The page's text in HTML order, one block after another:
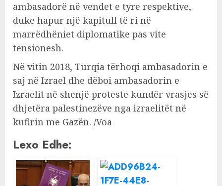
ambasadorë në vendet e tyre respektive,
duke hapur një kapitull të ri në
marrëdhëniet diplomatike pas vite
tensionesh.
Në vitin 2018, Turqia tërhoqi ambasadorin e
saj në Izrael dhe dëboi ambasadorin e
Izraelit në shenjë proteste kundër vrasjes së
dhjetëra palestinezëve nga izraelitët në
kufirin me Gazën. /Voa
Lexo Edhe: